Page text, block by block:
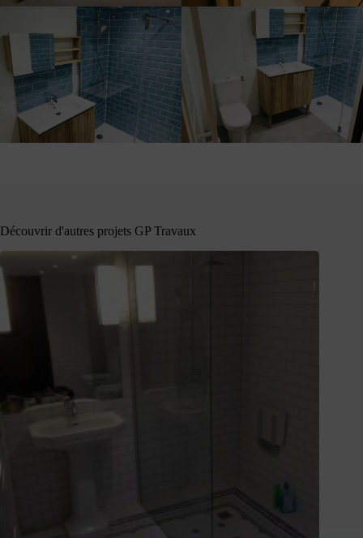
Découvrir d'autres projets GP Travaux